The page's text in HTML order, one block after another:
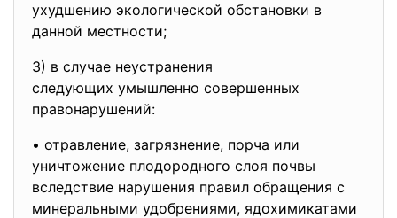
ухудшению экологической обстановки в
данной местности;
3) в случае неустранения
следующих умышленно совершенных
правонарушений:
• отравление, загрязнение, порча или
уничтожение плодородного слоя почвы
вследствие нарушения правил обращения с
минеральными удобрениями, ядохимикатами